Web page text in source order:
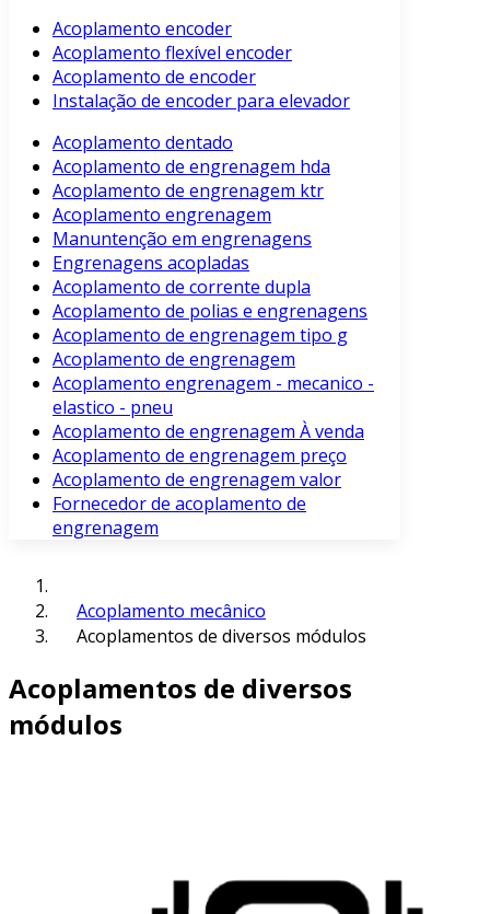
Acoplamento encoder
Acoplamento flexível encoder
Acoplamento de encoder
Instalação de encoder para elevador
Acoplamento dentado
Acoplamento de engrenagem hda
Acoplamento de engrenagem ktr
Acoplamento engrenagem
Manuntenção em engrenagens
Engrenagens acopladas
Acoplamento de corrente dupla
Acoplamento de polias e engrenagens
Acoplamento de engrenagem tipo g
Acoplamento de engrenagem
Acoplamento engrenagem - mecanico -
elastico - pneu
Acoplamento de engrenagem À venda
Acoplamento de engrenagem preço
Acoplamento de engrenagem valor
Fornecedor de acoplamento de
engrenagem
Acoplamento mecânico
Acoplamentos de diversos módulos
Acoplamentos de diversos
módulos